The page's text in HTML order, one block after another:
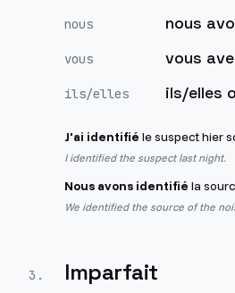
nous nous
vous vous
ils/elles ils/elles
J'ai identifié le suspect hier
I identified the suspect last night.
Nous avons identifié la
We identified the source of the
3 . Imparfait